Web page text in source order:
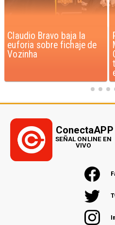
Patinadoras de
Mejillones clasifican al
Campeonato Nacional
ConectaAPP
SEÑAL ONLINE EN
VIVO